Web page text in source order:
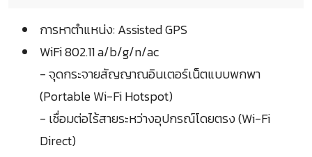
การหาตำแหน่ง: Assisted GPS
WiFi 802.11 a/b/g/n/ac
- จุดกระจายสัญญาณอินเตอร์เน็ตแบบพกพา
(Portable Wi-Fi Hotspot)
- เชื่อมต่อไร้สายระหว่างอุปกรณ์โดยตรง (Wi-Fi
Direct)